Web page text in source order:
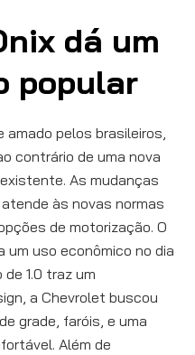
dá um
popular
amado pelos brasileiros,
contrário de uma nova
As mudanças
às novas normas
de motorização. O
um uso econômico no dia
1.0 traz um
a Chevrolet buscou
grade, faróis, e uma
Além de